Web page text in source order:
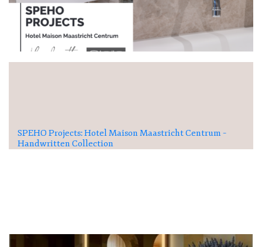
SPEHO Projects: Hotel Maison Maastricht Centrum –
Handwritten Collection